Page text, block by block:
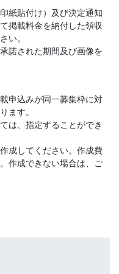
印紙貼付け）及び決定通知
掲載料金を納付した領収
い。
諾された期間及び画像を
申込みが同一募集枠に対
ます。
は、指定することができ
成してください。作成費
作成できない場合は、ご